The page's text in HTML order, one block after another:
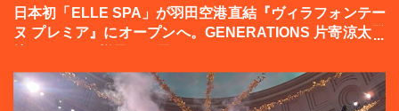
日本初「ELLE SPA」が羽田空港直結『ヴィラフォンテー
ヌ プレミア』にオープンへ。GENERATIONS 片寄涼太登